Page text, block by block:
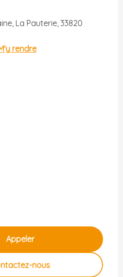
La Pauterie, 33820
rendre
Appeler
nous